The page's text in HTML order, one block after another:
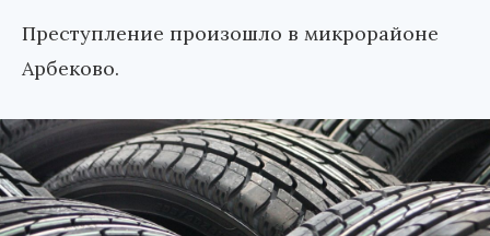
Преступление произошло в микрорайоне
Арбеково.